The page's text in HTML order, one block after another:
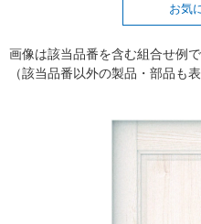
お気
画像は該当品番を含む組合せ例で
（該当品番以外の製品・部品も